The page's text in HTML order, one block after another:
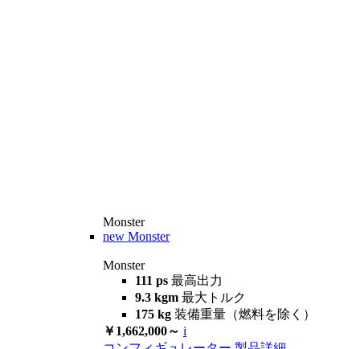
Monster
new Monster
Monster
111 ps 最高出力
9.3 kgm 最大トルク
175 kg 装備重量（燃料を除く）
￥1,662,000～ i